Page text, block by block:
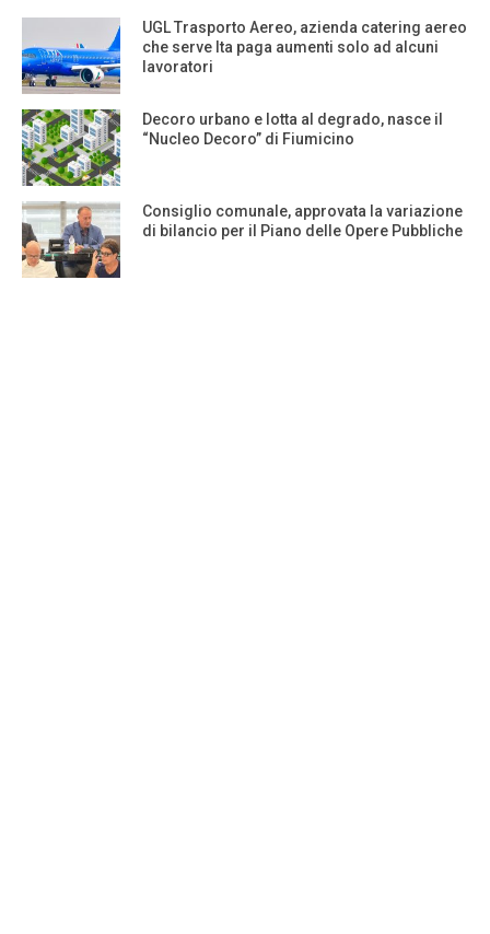
UGL Trasporto Aereo, azienda catering aereo
che serve Ita paga aumenti solo ad alcuni
lavoratori
Decoro urbano e lotta al degrado, nasce il
“Nucleo Decoro” di Fiumicino
Consiglio comunale, approvata la variazione
di bilancio per il Piano delle Opere Pubbliche